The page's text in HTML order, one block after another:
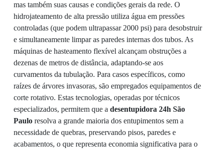
mas também suas causas e condições gerais da rede. O
hidrojateamento de alta pressão utiliza água em pressões
controladas (que podem ultrapassar 2000 psi) para desobstruir
e simultaneamente limpar as paredes internas dos tubos. As
máquinas de hasteamento flexível alcançam obstruções a
dezenas de metros de distância, adaptando-se aos
curvamentos da tubulação. Para casos específicos, como
raízes de árvores invasoras, são empregados equipamentos de
corte rotativo. Estas tecnologias, operadas por técnicos
especializados, permitem que a desentupidora 24h São
Paulo resolva a grande maioria dos entupimentos sem a
necessidade de quebras, preservando pisos, paredes e
acabamentos, o que representa economia significativa para o